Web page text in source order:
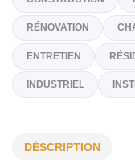
Sur Demande
https://
CONSTRUCTION
DÉSCRIPTION